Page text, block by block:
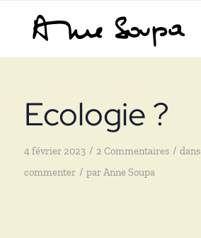
Ecologie ?
4 février 2023 / 2 Commentaires / dans
commenter / parAnne Soupa